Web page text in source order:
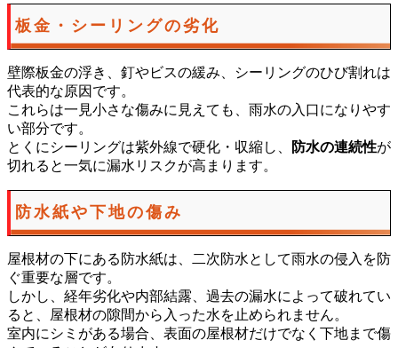
板金・シーリングの劣化
壁際板金の浮き、釘やビスの緩み、シーリングのひび割れは
代表的な原因です。
これらは一見小さな傷みに見えても、雨水の入口になりやす
い部分です。
とくにシーリングは紫外線で硬化・収縮し、
防水の連続性が
切れると一気に漏水リスクが高まります。
防水紙や下地の傷み
屋根材の下にある防水紙は、二次防水として雨水の侵入を防
ぐ重要な層です。
しかし、経年劣化や内部結露、過去の漏水によって破れてい
ると、屋根材の隙間から入った水を止められません。
室内にシミがある場合、表面の屋根材だけでなく下地まで傷